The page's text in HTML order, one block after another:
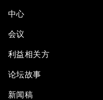
中心
会议
利益相关方
论坛故事
新闻稿